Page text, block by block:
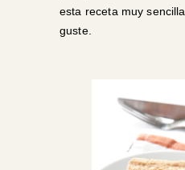
esta receta muy
guste.